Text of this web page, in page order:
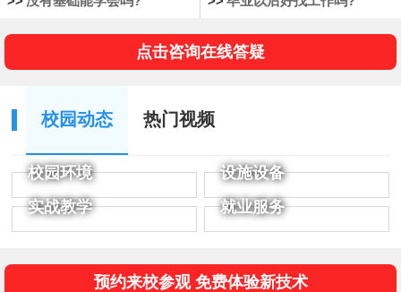
点击咨询在线答疑
校园动态 热门视频
校园环境
设施设备
实战教学
就业服务
预约来校参观 免费体验新技术